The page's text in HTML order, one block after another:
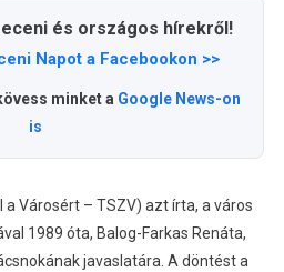
és országos hírekről!
Napot a Facebookon >>
minket a Google News-on
is
Városért – TSZV) azt írta, a város
1989 óta, Balog-Farkas Renáta,
javaslatára. A döntést a